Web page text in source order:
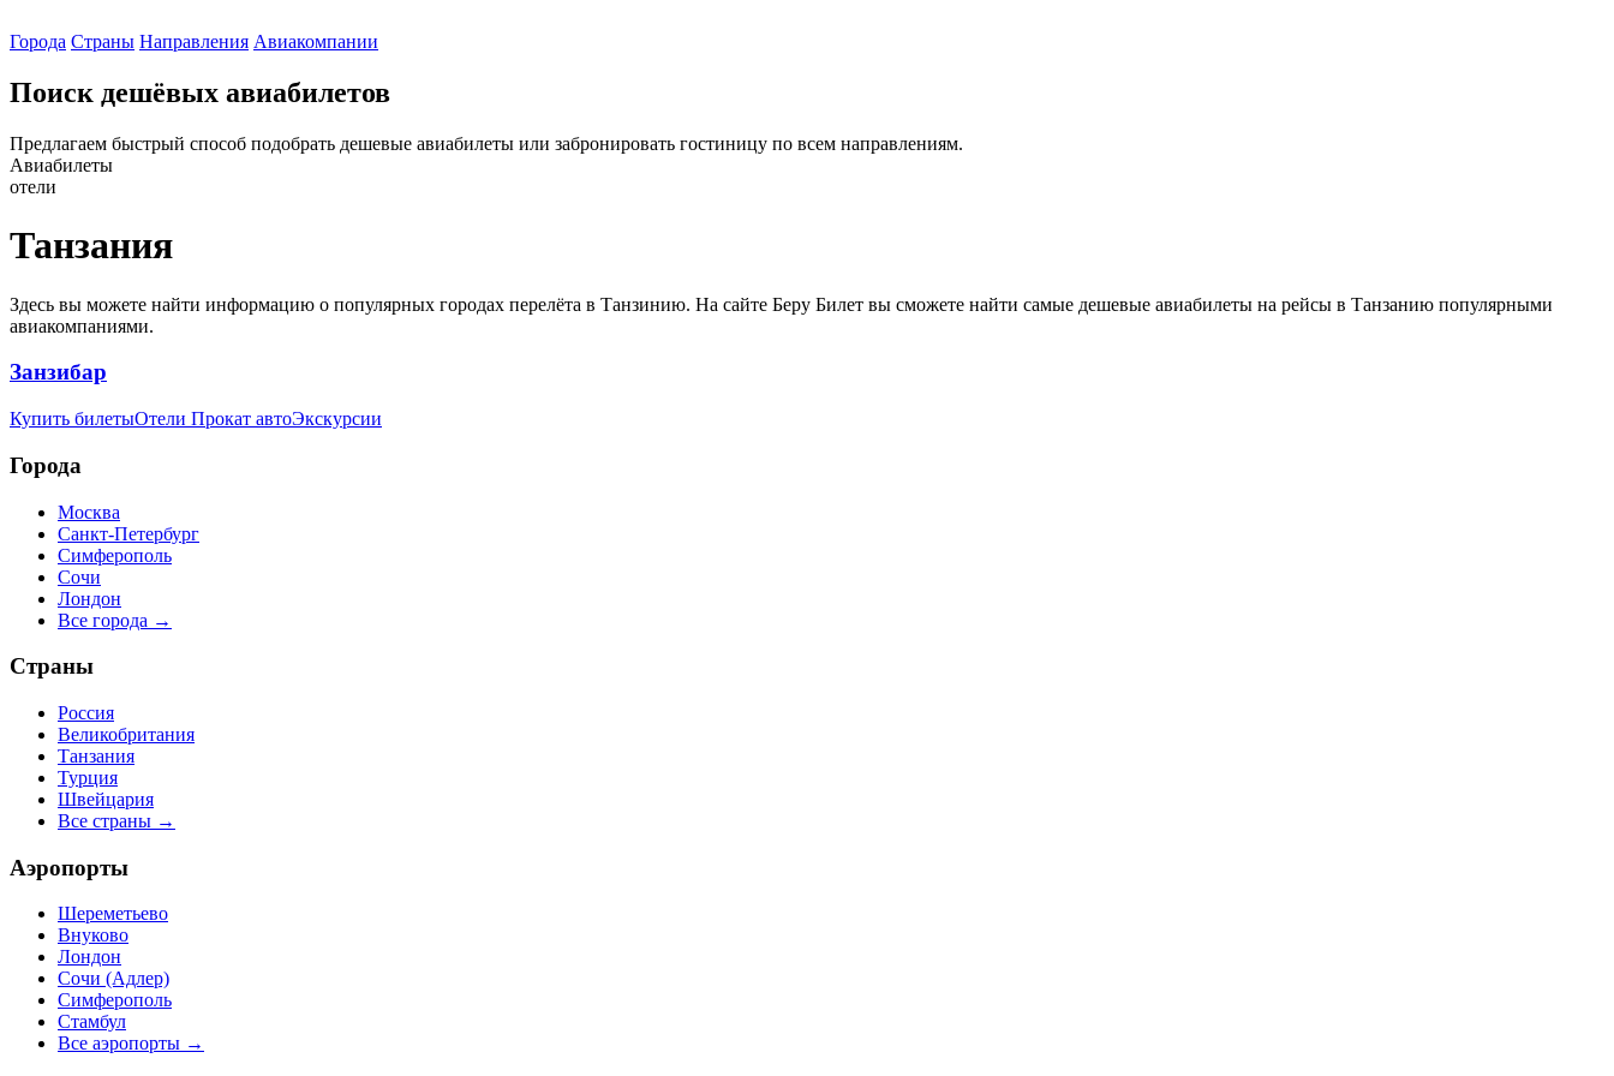
Города Страны Направления Авиакомпании
Поиск дешёвых авиабилетов
Предлагаем быстрый способ подобрать дешевые авиабилеты или забронировать гостиницу по всем направлениям.
Авиабилеты
отели
Танзания
Здесь вы можете найти информацию о популярных городах перелёта в Танзинию. На сайте Беру Билет вы сможете найти самые дешевые авиабилеты на рейсы в Танзанию популярными
авиакомпаниями.
Занзибар
Купить билетыОтели Прокат автоЭкскурсии
Города
Москва
Санкт-Петербург
Симферополь
Сочи
Лондон
Все города →
Страны
Россия
Великобритания
Танзания
Турция
Швейцария
Все страны →
Аэропорты
Шереметьево
Внуково
Лондон
Сочи (Адлер)
Симферополь
Стамбул
Все аэропорты →